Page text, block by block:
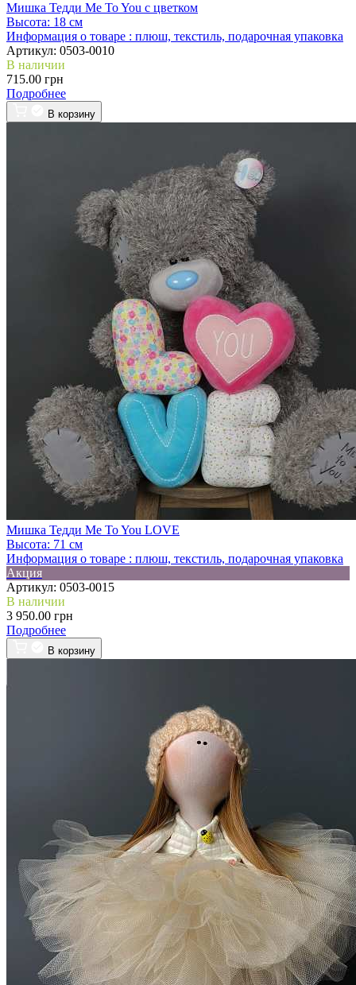
Мишка Тедди Me To You с цветком
Высота: 18 см
Информация о товаре : плюш, текстиль, подарочная упаковка
Артикул: 0503-0010
В наличии
715.00 грн
Подробнее
В корзину
Мишка Тедди Me To You LOVE
Высота: 71 см
Информация о товаре : плюш, текстиль, подарочная упаковка
Акция
Артикул: 0503-0015
В наличии
3 950.00 грн
Подробнее
В корзину